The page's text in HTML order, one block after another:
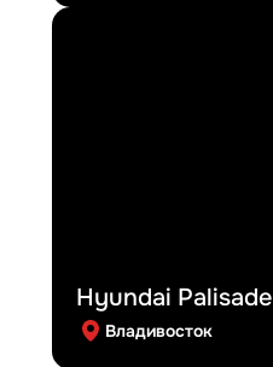
Hyundai Palisade
Владивосток